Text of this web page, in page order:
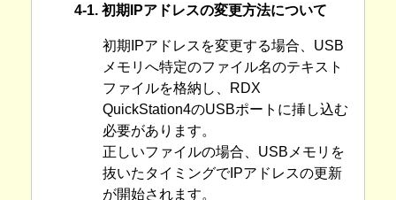
4-1. 初期IPアドレスの変更方法について
初期IPアドレスを変更する場合、USB
メモリへ特定のファイル名のテキスト
ファイルを格納し、RDX
QuickStation4のUSBポートに挿し込む
必要があります。
正しいファイルの場合、USBメモリを
抜いたタイミングでIPアドレスの更新
が開始されます。